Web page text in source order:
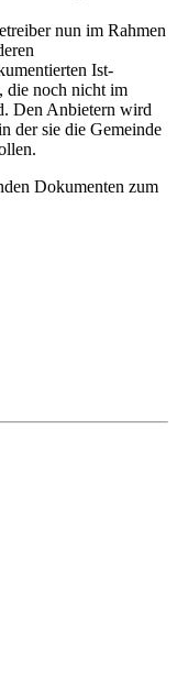
nun im Rahmen
Ist-
die noch nicht im
Den Anbietern wird
der sie die Gemeinde
Dokumenten zum